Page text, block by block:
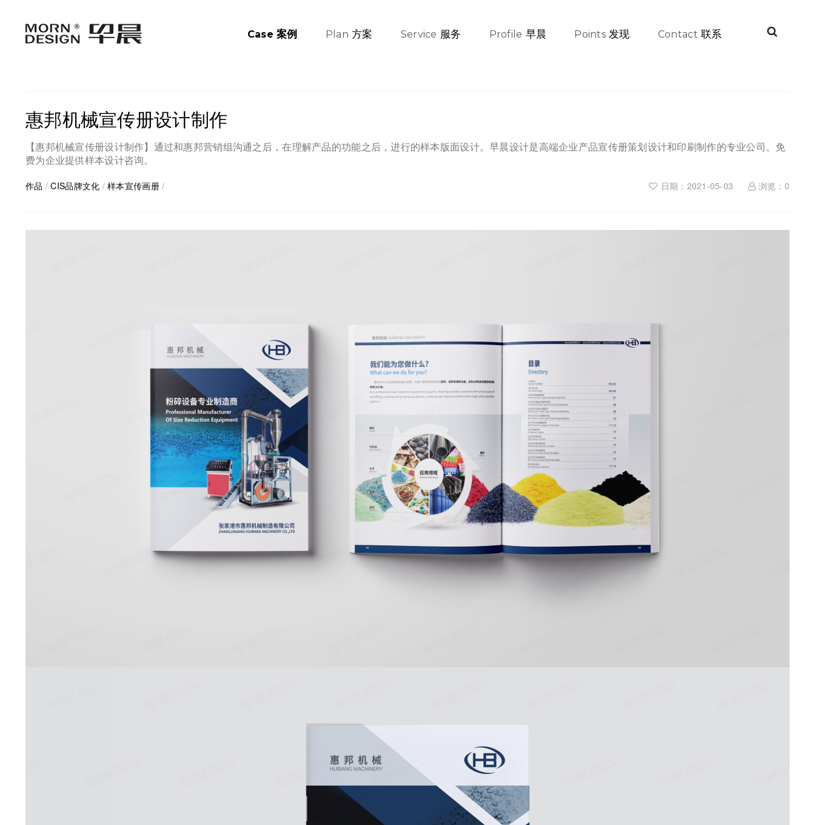
Case 案例 Plan 方案 Service 服务 Profile 早晨 Points 发现 Contact 联系
惠邦机械宣传册设计制作
【惠邦机械宣传册设计制作】通过和惠邦营销组沟通之后，在理解产品的功能之后，进行的样本版面设计。早晨设计是高端企业产品宣传册策划设计和印刷制作的专业公司。免
费为企业提供样本设计咨询。
作品 /CIS品牌文化 /样本宣传画册/ 日期：2021-05-03 浏览： 0